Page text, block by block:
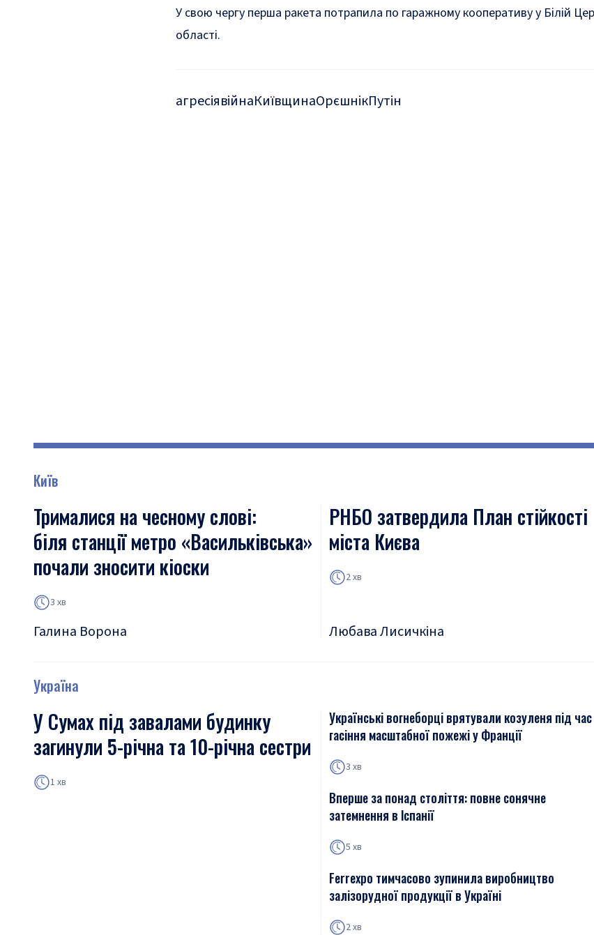
У свою чергу перша ракета потрапила по гаражному кооперативу у Білій
області.
агресіявійнаКиївщинаОрєшнікПутін
Київ
Трималися на чесному слові:
біля станції метро «Васильківська»
почали зносити кіоски
3 хв
Галина Ворона
РНБО затвердила План стійкості
міста Києва
2 хв
Любава Лисичкіна
Україна
У Сумах під завалами будинку
загинули 5-річна та 10-річна сестри
1 хв
Українські вогнеборці врятували козуленя під час
гасіння масштабної пожежі у Франції
3 хв
Вперше за понад століття: повне сонячне
затемнення в Іспанії
5 хв
Ferrexpo тимчасово зупинила виробництво
залізорудної продукції в Україні
2 хв